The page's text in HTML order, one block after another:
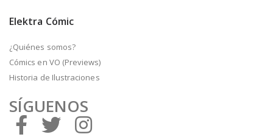
Elektra Cómic
¿Quiénes somos?
Cómics en VO (Previews)
Historia de Ilustraciones
SÍGUENOS